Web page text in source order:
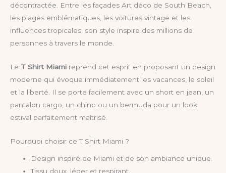
décontractée. Entre les façades Art déco de South Beach,
les plages emblématiques, les voitures vintage et les
influences tropicales, son style inspire des millions de
personnes à travers le monde.
Le T Shirt Miami reprend cet esprit en proposant un design
moderne qui évoque immédiatement les vacances, le soleil
et la liberté. Il se porte facilement avec un short en jean, un
pantalon cargo, un chino ou un bermuda pour un look
estival parfaitement maîtrisé.
Pourquoi choisir ce T Shirt Miami ?
Design inspiré de Miami et de son ambiance unique.
Tissu doux, léger et respirant.